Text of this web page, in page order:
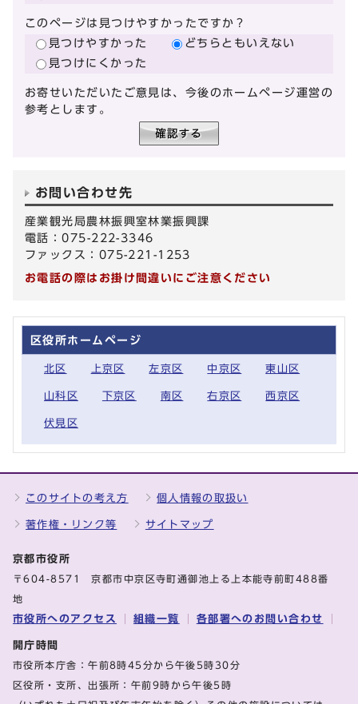
このページは見つけやすかったですか？
見つけやすかった
どちらともいえない
見つけにくかった
お寄せいただいたご意見は、今後のホームページ運営の
参考とします。
お問い合わせ先
産業観光局農林振興室林業振興課
電話：075-222-3346
ファックス：075-221-1253
お電話の際はお掛け間違いにご注意ください
区役所ホームページ
北区 上京区 左京区 中京区 東山区
山科区 下京区 南区 右京区 西京区
伏見区
このサイトの考え方 個人情報の取扱い
著作権・リンク等 サイトマップ
京都市役所
〒604-8571 京都市中京区寺町通御池上る上本能寺前町488番
地
市役所へのアクセス 組織一覧 各部署へのお問い合わせ
開庁時間
市役所本庁舎：午前8時45分から午後5時30分
区役所・支所、出張所：午前9時から午後5時